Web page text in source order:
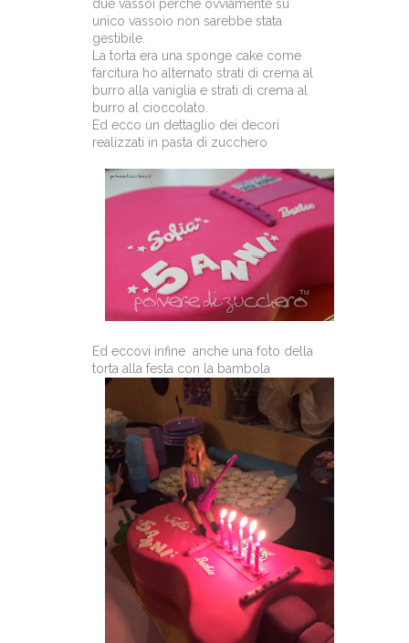
due vassoi perchè ovviamente su
unico vassoio non sarebbe stata
gestibile.
La torta era una sponge cake come
farcitura ho alternato strati di crema al
burro alla vaniglia e strati di crema al
burro al cioccolato.
Ed ecco un dettaglio dei decori
realizzati in pasta di zucchero
Ed eccovi infine anche una foto della
torta alla festa con la bambola